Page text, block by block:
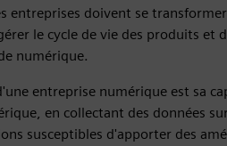
entreprises doivent se
le cycle de vie des produits et
numérique.
entreprise numérique est sa
en collectant des données
susceptibles d'apporter des